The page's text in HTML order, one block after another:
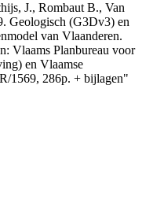
J., Rombaut B., Van
Geologisch (G3Dv3) en
van Vlaanderen.
Vlaams Planbureau voor
en Vlaamse
1569, 286p. + bijlagen"